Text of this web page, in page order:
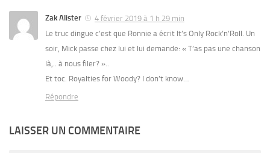
Zak Alister
4 février 2019 à 1 h 29 min
Le truc dingue c’est que Ronnie a écrit It’s Only Rock’n’Roll. Un
soir, Mick passe chez lui et lui demande: « T’as pas une chanson
là,.. à nous filer? »..
Et toc. Royalties for Woody? I don’t know…
Répondre
LAISSER UN COMMENTAIRE